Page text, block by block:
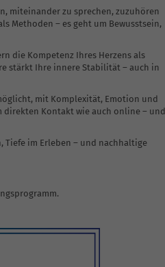
miteinander zu sprechen, zuzuhören
Methoden – es geht um Bewusstsein,
die Kompetenz Ihres Herzens als
stärkt Ihre innere Stabilität – auch in
mit Komplexität, Emotion und
direkten Kontakt wie auch online – und
Tiefe im Erleben – und nachhaltige